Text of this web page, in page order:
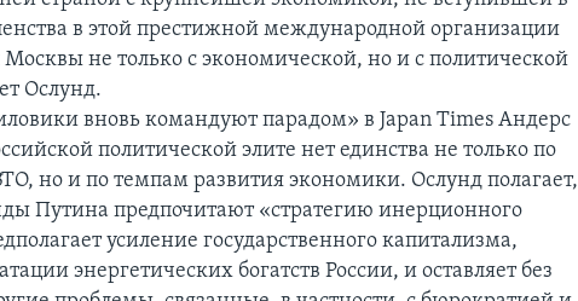
в этой престижной международной организации
не только с экономической, но и с политической
Ослунд.
вновь командуют парадом» в Japan Times Андерс
политической элите нет единства не только по
но и по темпам развития экономики. Ослунд полагает,
Путина предпочитают «стратегию инерционного
усиление государственного капитализма,
энергетических богатств России, и оставляет без